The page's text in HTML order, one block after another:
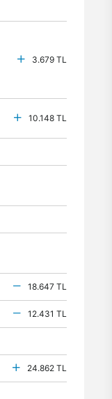
3.679 TL
10.148 TL
18.647 TL
12.431 TL
24.862 TL